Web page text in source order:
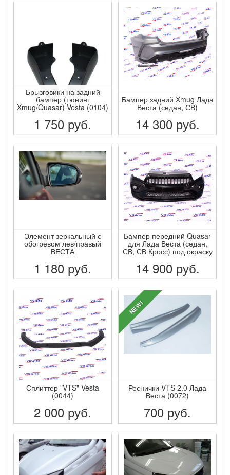
ПОДРОБНЕЕ ПОДРОБНЕЕ
Брызговики на задний
бампер (тюнинг
Xmug/Quasar) Vesta (0104)
1 750 руб.
ПОДРОБНЕЕ
Бампер задний Xmug Лада
Веста (седан, СВ)
14 300 руб.
ПОДРОБНЕЕ
Элемент зеркальный с
обогревом лев/правый
ВЕСТА
1 180 руб.
ПОДРОБНЕЕ
Бампер передний Quasar
для Лада Веста (седан,
СВ, СВ Кросс) под окраску
14 900 руб.
ПОДРОБНЕЕ
Сплиттер "VTS" Vesta
(0044)
2 000 руб.
ПОДРОБНЕЕ
NEW!
Реснички VTS 2.0 Лада
Веста (0072)
700 руб.
ПОДРОБНЕЕ